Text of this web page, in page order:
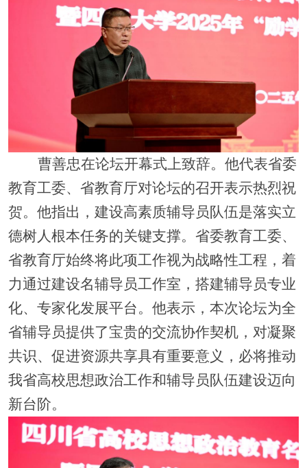
曹善忠在论坛开幕式上致辞。他代表省委
教育工委、省教育厅对论坛的召开表示热烈祝
贺。他指出，建设高素质辅导员队伍是落实立
德树人根本任务的关键支撑。省委教育工委、
省教育厅始终将此项工作视为战略性工程，着
力通过建设名辅导员工作室，搭建辅导员专业
化、专家化发展平台。他表示，本次论坛为全
省辅导员提供了宝贵的交流协作契机，对凝聚
共识、促进资源共享具有重要意义，必将推动
我省高校思想政治工作和辅导员队伍建设迈向
新台阶。